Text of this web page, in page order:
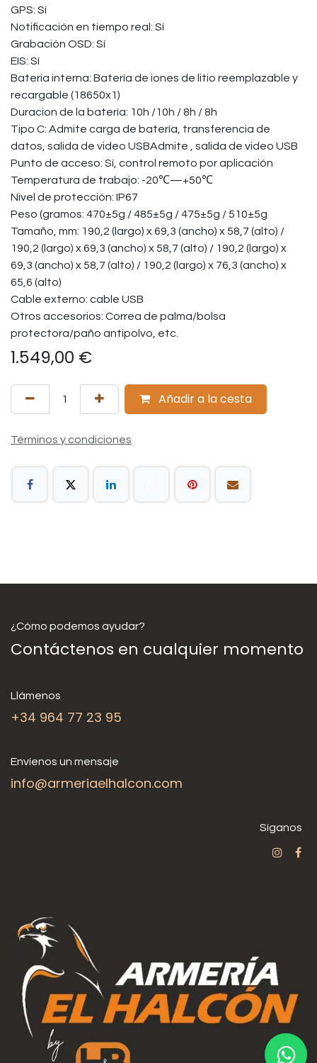
GPS: Sí
Notificación en tiempo real: Sí
Grabación OSD: Sí
EIS: Sí
Bateria interna: Batería de iones de litio reemplazable y
recargable (18650x1)
Duracion de la batería: 10h /10h / 8h / 8h
Tipo C: Admite carga de batería, transferencia de
datos, salida de video USBAdmite , salida de video USB
Punto de acceso: Sí, control remoto por aplicación
Temperatura de trabajo: -20℃—+50℃
Nivel de protección: IP67
Peso (gramos: 470±5g / 485±5g / 475±5g / 510±5g
Tamaño, mm: 190,2 (largo) x 69,3 (ancho) x 58,7 (alto) /
190,2 (largo) x 69,3 (ancho) x 58,7 (alto) / 190,2 (largo) x
69,3 (ancho) x 58,7 (alto) / 190,2 (largo) x 76,3 (ancho) x
65,6 (alto)
Cable externo: cable USB
Otros accesorios: Correa de palma/bolsa
protectora/paño antipolvo, etc.
1.549,00 €
Añadir a la cesta
Términos y condiciones
¿Cómo podemos ayudar?
Contáctenos en cualquier momento
Llámenos
+34 964 77 23 95
Envíenos un mensaje
info@armeriaelhalcon.com
Síganos